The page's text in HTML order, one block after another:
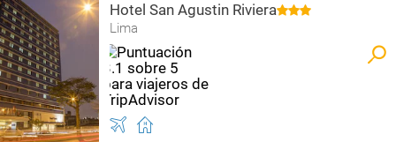
Hotel San Agustin Riviera
Lima